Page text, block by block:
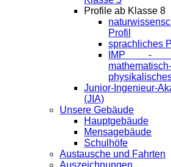
Profile ab Klasse 8
Profil
sprachliches
IMP -
mathematisch-
Junior-Ingenieur-
(JIA)
Unsere Gebäude
Hauptgebäude
Mensagebäude
Schulhöfe
Austausche und Fahrten
Auszeichnungen